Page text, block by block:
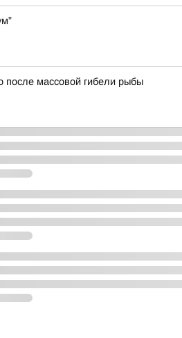
после массовой гибели рыбы